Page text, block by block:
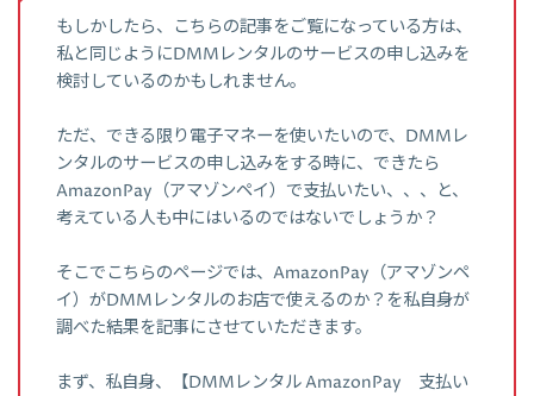
もしかしたら、こちらの記事をご覧になっている方は、
私と同じようにDMMレンタルのサービスの申し込みを
検討しているのかもしれません。
ただ、できる限り電子マネーを使いたいので、DMMレ
ンタルのサービスの申し込みをする時に、できたら
AmazonPay（アマゾンペイ）で支払いたい、、、と、
考えている人も中にはいるのではないでしょうか？
そこでこちらのページでは、AmazonPay（アマゾンペ
イ）がDMMレンタルのお店で使えるのか？を私自身が
調べた結果を記事にさせていただきます。
まず、私自身、【DMMレンタル AmazonPay 支払い